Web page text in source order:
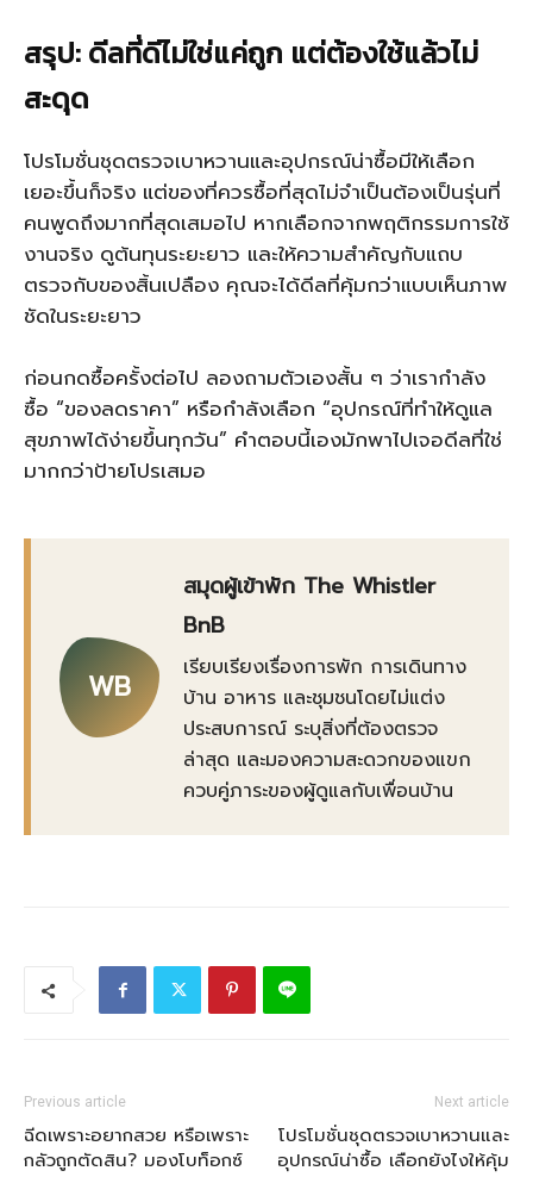
สรุป: ดีลที่ดีไม่ใช่แค่ถูก แต่ต้องใช้แล้วไม่
สะดุด
โปรโมชั่นชุดตรวจเบาหวานและอุปกรณ์น่าซื้อมีให้เลือก
เยอะขึ้นก็จริง แต่ของที่ควรซื้อที่สุดไม่จำเป็นต้องเป็นรุ่นที่
คนพูดถึงมากที่สุดเสมอไป หากเลือกจากพฤติกรรมการใช้
งานจริง ดูต้นทุนระยะยาว และให้ความสำคัญกับแถบ
ตรวจกับของสิ้นเปลือง คุณจะได้ดีลที่คุ้มกว่าแบบเห็นภาพ
ชัดในระยะยาว
ก่อนกดซื้อครั้งต่อไป ลองถามตัวเองสั้น ๆ ว่าเรากำลัง
ซื้อ “ของลดราคา” หรือกำลังเลือก “อุปกรณ์ที่ทำให้ดูแล
สุขภาพได้ง่ายขึ้นทุกวัน” คำตอบนี้เองมักพาไปเจอดีลที่ใช่
มากกว่าป้ายโปรเสมอ
WB
สมุดผู้เข้าพัก The Whistler
BnB
เรียบเรียงเรื่องการพัก การเดินทาง
บ้าน อาหาร และชุมชนโดยไม่แต่ง
ประสบการณ์ ระบุสิ่งที่ต้องตรวจ
ล่าสุด และมองความสะดวกของแขก
ควบคู่ภาระของผู้ดูแลกับเพื่อนบ้าน
Previous article
ฉีดเพราะอยากสวย หรือเพราะ
กลัวถูกตัดสิน? มองโบท็อกซ์
Next article
โปรโมชั่นชุดตรวจเบาหวานและ
อุปกรณ์น่าซื้อ เลือกยังไงให้คุ้ม